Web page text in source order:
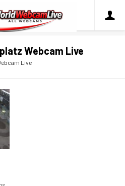
Webcam Live
Live